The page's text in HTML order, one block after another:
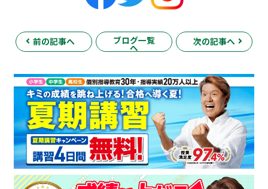
前の記事へ ブログ一覧
へ
次の記事へ